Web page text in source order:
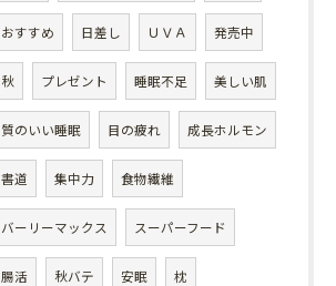
おすすめ 日差し ＵＶＡ 発売中
秋 プレゼント 睡眠不足 美しい肌
質のいい睡眠 目の疲れ 成長ホルモン
書道 集中力 食物繊維
バーリーマックス スーパーフード
腸活 秋バテ 安眠 枕